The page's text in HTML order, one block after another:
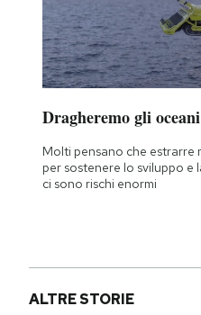
Dragheremo gli oceani
Molti pensano che estrarre
per sostenere lo sviluppo e
ci sono rischi enormi
ALTRE STORIE